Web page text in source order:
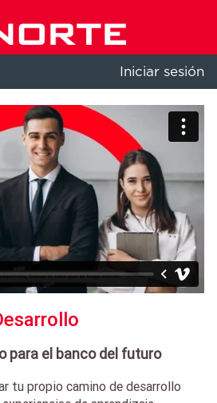
Iniciar sesión
para el banco del futuro
tu propio camino de desarrollo